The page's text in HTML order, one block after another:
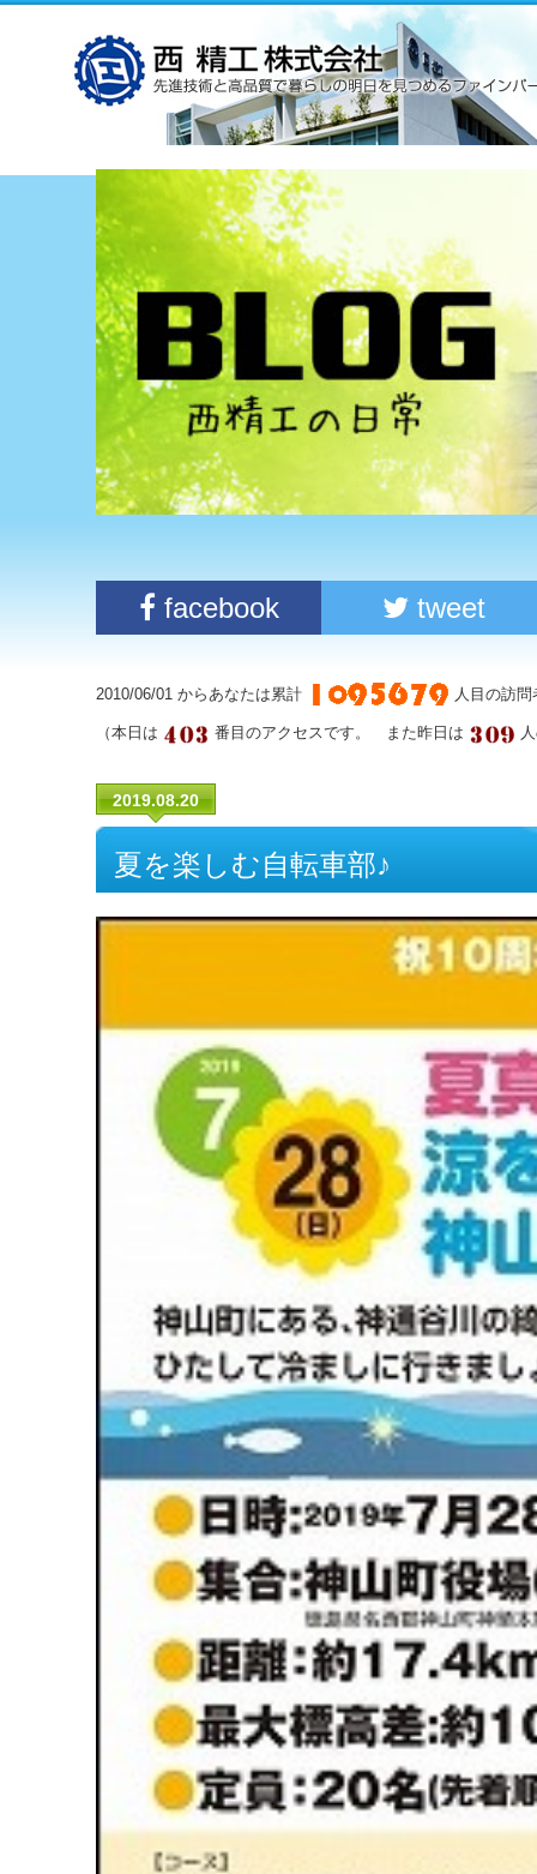
facebook tweet
2010/06/01 からあなたは累計 人目の訪
（本日は 番目のアクセスです。 また昨日は
2019.08.20
夏を楽しむ自転車部♪